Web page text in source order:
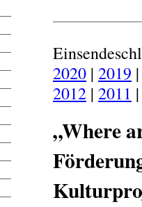
2020 | 2019
2012 | 2011
„Where